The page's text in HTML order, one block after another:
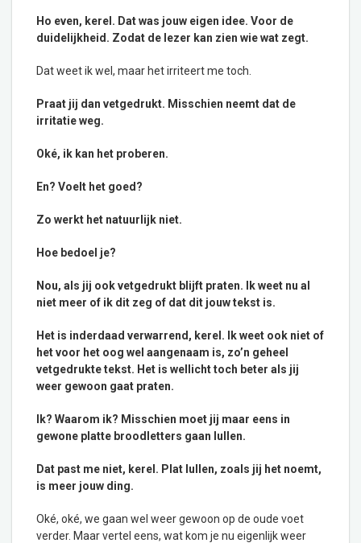
Ho even, kerel. Dat was jouw eigen idee. Voor de
duidelijkheid. Zodat de lezer kan zien wie wat zegt.
Dat weet ik wel, maar het irriteert me toch.
Praat jij dan vetgedrukt. Misschien neemt dat de
irritatie weg.
Oké, ik kan het proberen.
En? Voelt het goed?
Zo werkt het natuurlijk niet.
Hoe bedoel je?
Nou, als jij ook vetgedrukt blijft praten. Ik weet nu al
niet meer of ik dit zeg of dat dit jouw tekst is.
Het is inderdaad verwarrend, kerel. Ik weet ook niet of
het voor het oog wel aangenaam is, zo’n geheel
vetgedrukte tekst. Het is wellicht toch beter als jij
weer gewoon gaat praten.
Ik? Waarom ik? Misschien moet jij maar eens in
gewone platte broodletters gaan lullen.
Dat past me niet, kerel. Plat lullen, zoals jij het noemt,
is meer jouw ding.
Oké, oké, we gaan wel weer gewoon op de oude voet
verder. Maar vertel eens, wat kom je nu eigenlijk weer